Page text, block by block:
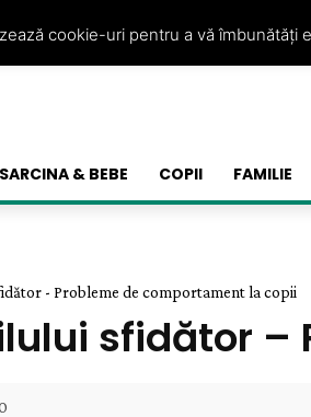
SARCINA & BEBE COPII FAMILIE
- Probleme de comportament la copii
sfidător
cookie-uri pentru a vă îmbunătăți